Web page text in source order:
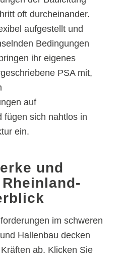
oft durcheinander.
aufgestellt und
Bedingungen
ihr eigenes
PSA mit,
auf
fügen sich nahtlos in
ein.
und
im schweren
Hallenbau decken
ab. Klicken Sie